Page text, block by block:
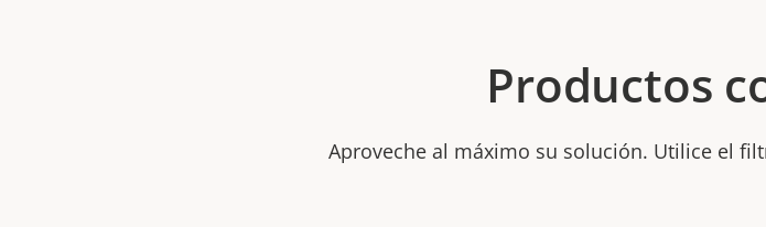
Productos
Aproveche al máximo su solución. Utilice el